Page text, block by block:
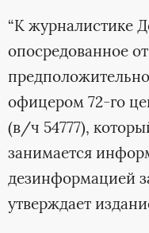
“К журналистике
опосредованное
офицером 72-го
(в/ч 54777),
занимается
дезинформацией
утверждает